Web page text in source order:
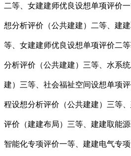
二等、女建建师优良设想单项评价
想分析评价（公共建建）二等、建
等、女建建师优良设想单项评价二
分析评价（公共建建）三等、水系
建）三等、社会福祉空间设想单项
程设想分析评价（公共建建）三等
评价（建建布局）三等、建建取能
智能化专项评价一等、建建电气专